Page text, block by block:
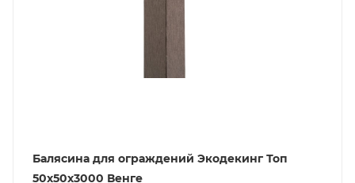
Балясина для ограждений Экодекинг Топ
50x50х3000 Венге